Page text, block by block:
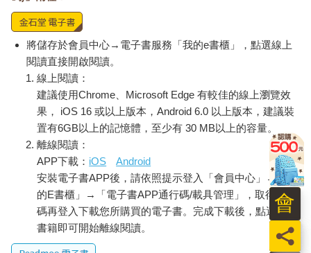
將儲存於會員中心→電子書服務「我的e書櫃」，點選線上
閱讀直接開啟閱讀。
線上閱讀：
建議使用Chrome、Microsoft Edge 有較佳的線上瀏覽效
果， iOS 16 或以上版本，Android 6.0 以上版本，建議裝
置有6GB以上的記憶體，至少有 30 MB以上的容量。
離線閱讀：
APP下載： iOS
Android
安裝電子書APP後，請依照提示登入「會員中心」→「我
的E書櫃」→「電子書APP通行碼/載具管理」，取得通行
碼再登入下載您所購買的電子書。完成下載後，點選任一
書籍即可開始離線閱讀。
員
會